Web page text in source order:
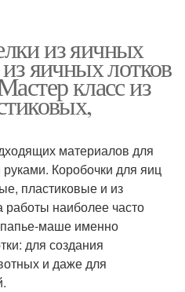
из яичных
яичных лотков
класс из
материалов для
Коробочки для яиц
пластиковые и из
работы наиболее часто
папье-маше именно
для создания
и даже для